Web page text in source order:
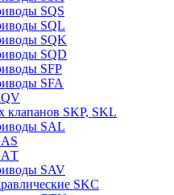
SQS
SQL
SQK
SQD
SFP
SFA
клапанов SKP, SKL
SAL
SAV
SKC